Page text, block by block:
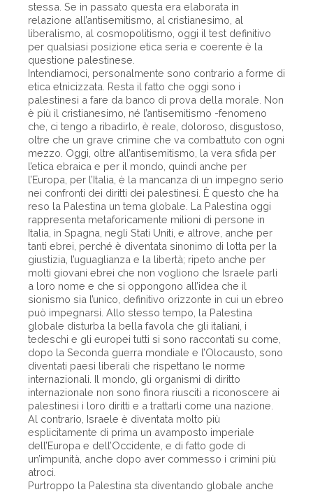
stessa. Se in passato questa era elaborata in
relazione all’antisemitismo, al cristianesimo, al
liberalismo, al cosmopolitismo, oggi il test definitivo
per qualsiasi posizione etica seria e coerente è la
questione palestinese.
Intendiamoci, personalmente sono contrario a forme di
etica etnicizzata. Resta il fatto che oggi sono i
palestinesi a fare da banco di prova della morale. Non
è più il cristianesimo, né l’antisemitismo -fenomeno
che, ci tengo a ribadirlo, è reale, doloroso, disgustoso,
oltre che un grave crimine che va combattuto con ogni
mezzo. Oggi, oltre all’antisemitismo, la vera sfida per
l’etica ebraica e per il mondo, quindi anche per
l’Europa, per l’Italia, è la mancanza di un impegno serio
nei confronti dei diritti dei palestinesi. È questo che ha
reso la Palestina un tema globale. La Palestina oggi
rappresenta metaforicamente milioni di persone in
Italia, in Spagna, negli Stati Uniti, e altrove, anche per
tanti ebrei, perché è diventata sinonimo di lotta per la
giustizia, l’uguaglianza e la libertà; ripeto anche per
molti giovani ebrei che non vogliono che Israele parli
a loro nome e che si oppongono all’idea che il
sionismo sia l’unico, definitivo orizzonte in cui un ebreo
può impegnarsi. Allo stesso tempo, la Palestina
globale disturba la bella favola che gli italiani, i
tedeschi e gli europei tutti si sono raccontati su come,
dopo la Seconda guerra mondiale e l’Olocausto, sono
diventati paesi liberali che rispettano le norme
internazionali. Il mondo, gli organismi di diritto
internazionale non sono finora riusciti a riconoscere ai
palestinesi i loro diritti e a trattarli come una nazione.
Al contrario, Israele è diventata molto più
esplicitamente di prima un avamposto imperiale
dell’Europa e dell’Occidente, e di fatto gode di
un’impunità, anche dopo aver commesso i crimini più
atroci.
Purtroppo la Palestina sta diventando globale anche